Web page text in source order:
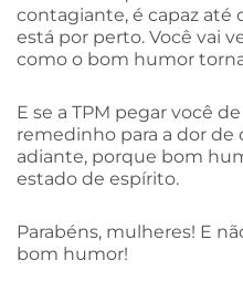
contagiante, é capaz até
está por perto. Você vai
como o bom humor
E se a TPM pegar você
remedinho para a dor de
adiante, porque bom
estado de espírito.
Parabéns, mulheres! E
bom humor!